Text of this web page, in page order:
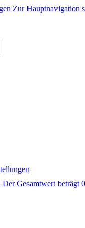
Zur Hauptnavigation
Gesamtwert beträgt